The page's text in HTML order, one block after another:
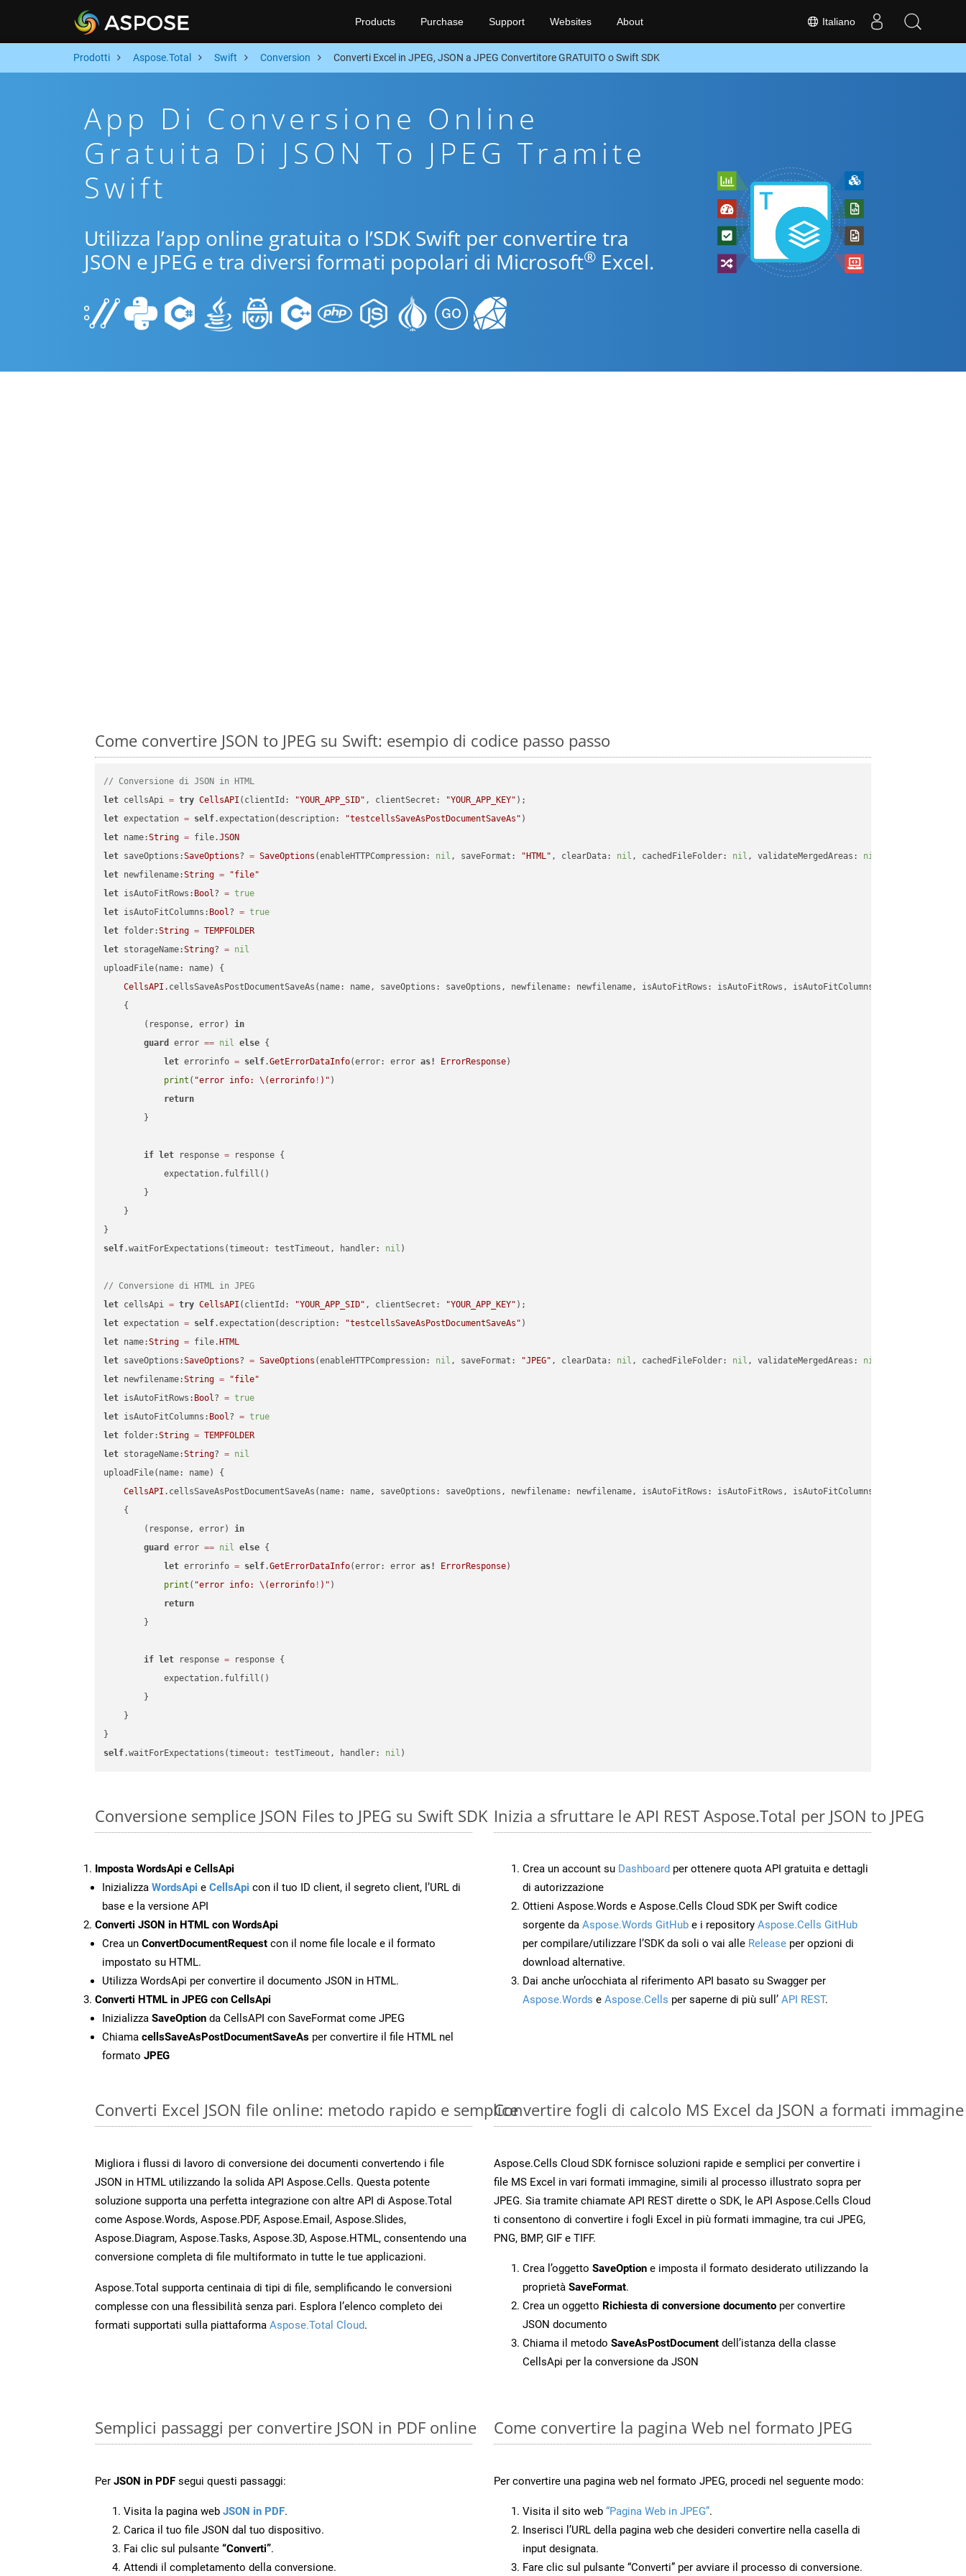
Italiano
Products Purchase Support Websites About
Prodotti Aspose.Total Swift Conversion Converti Excel in JPEG, JSON a JPEG Convertitore GRATUITO o Swift SDK
App Di Conversione Online
Gratuita Di JSON To JPEG Tramite
Swift
Utilizza l’app online gratuita o l’SDK Swift per convertire tra
JSON e JPEG e tra diversi formati popolari di Microsoft® Excel.
Come convertire JSON to JPEG su Swift: esempio di codice passo passo
// Conversione di JSON in HTML
let cellsApi = try CellsAPI (clientId: "YOUR_APP_SID" , clientSecret: "YOUR_APP_KEY"
let expectation = self.expectation(description: "testcellsSaveAsPostDocumentSaveAs"
let name:String = file.JSON
let saveOptions:SaveOptions? = SaveOptions (enableHTTPCompression: nil , saveFormat: "HTML" , clearData: nil , cachedFileFolder: nil , validateMergedAreas: nil
let newfilename:String =
"file"
let isAutoFitRows: Bool? = true
let isAutoFitColumns: Bool? = true
let folder:String = TEMPFOLDER
let storageName:String? = nil
uploadFile(name: name) {
CellsAPI .cellsSaveAsPostDocumentSaveAs(name: name, saveOptions: saveOptions, newfilename: newfilename, isAutoFitRows: isAutoFitRows, isAutoFitColumns:
    {
        (response, error)
in
guard
error == nil else {
let errorinfo = self.GetErrorDataInfo(error: error as! ErrorResponse)
print ( "error info: \(errorinfo ! ) " )
return
        }
if let response = response {
            expectation.fulfill()
        }
    }
self.waitForExpectations(timeout: testTimeout, handler: nil )
// Conversione di HTML in JPEG
let cellsApi = try CellsAPI (clientId: "YOUR_APP_SID" , clientSecret: "YOUR_APP_KEY"
let expectation = self.expectation(description: "testcellsSaveAsPostDocumentSaveAs"
let name:String = file. HTML
let saveOptions:SaveOptions? = SaveOptions (enableHTTPCompression: nil , saveFormat: "JPEG" , clearData: nil , cachedFileFolder: nil , validateMergedAreas: nil
let newfilename:String =
"file"
let isAutoFitRows: Bool? = true
let isAutoFitColumns: Bool? = true
let folder:String = TEMPFOLDER
let storageName:String? = nil
uploadFile(name: name) {
CellsAPI .cellsSaveAsPostDocumentSaveAs(name: name, saveOptions: saveOptions, newfilename: newfilename, isAutoFitRows: isAutoFitRows, isAutoFitColumns:
    {
        (response, error)
in
guard
error == nil else {
let errorinfo = self.GetErrorDataInfo(error: error as! ErrorResponse)
print ( "error info: \(errorinfo ! ) " )
return
        }
if let response = response {
            expectation.fulfill()
        }
    }
self.waitForExpectations(timeout: testTimeout, handler: nil
Conversione semplice JSON Files to JPEG su Swift SDK
Imposta WordsApi e CellsApi
Inizializza WordsApi e CellsApi con il tuo ID client, il segreto client, l’URL di
base e la versione API
Converti JSON in HTML con WordsApi
Crea un ConvertDocumentRequest con il nome file locale e il formato
impostato su HTML.
Utilizza WordsApi per convertire il documento JSON in HTML.
Converti HTML in JPEG con CellsApi
Inizializza SaveOption da CellsAPI con SaveFormat come JPEG
Chiama cellsSaveAsPostDocumentSaveAs per convertire il file HTML nel
formato JPEG
Inizia a sfruttare le API REST Aspose.Total per JSON to JPEG
Crea un account su Dashboard per ottenere quota API gratuita e dettagli
di autorizzazione
Ottieni Aspose.Words e Aspose.Cells Cloud SDK per Swift codice
sorgente da Aspose.Words GitHub e i repository Aspose.Cells GitHub
per compilare/utilizzare l’SDK da soli o vai alle Release per opzioni di
download alternative.
Dai anche un’occhiata al riferimento API basato su Swagger per
Aspose.Words e Aspose.Cells per saperne di più sull’ API REST.
Converti Excel JSON file online: metodo rapido e semplice
Migliora i flussi di lavoro di conversione dei documenti convertendo i file
JSON in HTML utilizzando la solida API Aspose.Cells. Questa potente
soluzione supporta una perfetta integrazione con altre API di Aspose.Total
come Aspose.Words, Aspose.PDF, Aspose.Email, Aspose.Slides,
Aspose.Diagram, Aspose.Tasks, Aspose.3D, Aspose.HTML, consentendo una
conversione completa di file multiformato in tutte le tue applicazioni.
Aspose.Total supporta centinaia di tipi di file, semplificando le conversioni
complesse con una flessibilità senza pari. Esplora l’elenco completo dei
formati supportati sulla piattaforma Aspose.Total Cloud.
Convertire fogli di calcolo MS Excel da JSON a formati
Aspose.Cells Cloud SDK fornisce soluzioni rapide e semplici per convertire i
file MS Excel in vari formati immagine, simili al processo illustrato sopra per
JPEG. Sia tramite chiamate API REST dirette o SDK, le API Aspose.Cells Cloud
ti consentono di convertire i fogli Excel in più formati immagine, tra cui JPEG,
PNG, BMP, GIF e TIFF.
Crea l’oggetto SaveOption e imposta il formato desiderato utilizzando la
proprietà SaveFormat.
Crea un oggetto Richiesta di conversione documento per convertire
JSON documento
Chiama il metodo SaveAsPostDocument dell’istanza della classe
CellsApi per la conversione da JSON
Semplici passaggi per convertire JSON in PDF online
Per JSON in PDF segui questi passaggi:
Visita la pagina web JSON in PDF.
Carica il tuo file JSON dal tuo dispositivo.
Fai clic sul pulsante “Converti”.
Attendi il completamento della conversione.
Come convertire la pagina Web nel formato JPEG
Per convertire una pagina web nel formato JPEG, procedi nel seguente modo:
Visita il sito web “Pagina Web in JPEG”.
Inserisci l’URL della pagina web che desideri convertire nella casella di
input designata.
Fare clic sul pulsante “Converti” per avviare il processo di conversione.